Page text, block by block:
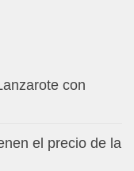
con
el precio de la